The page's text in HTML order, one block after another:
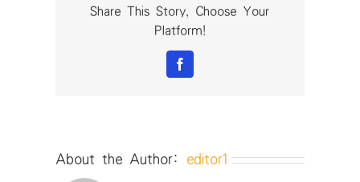
的
學
中
Share This Story, Choose Your
Platform!
Facebook
About the Author: editor1